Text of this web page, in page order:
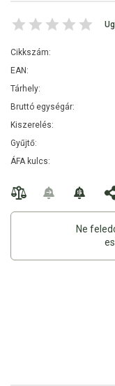
Cikkszám:
EAN:
Tárhely:
Bruttó egységár:
Kiszerelés:
Gyűjtő:
ÁFA kulcs:
Ne